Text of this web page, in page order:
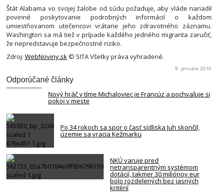
Štát Alabama vo svojej žalobe od súdu požaduje, aby vláde nariadil
povinné poskytovanie podrobných informácií o každom
umiestňovanom utečencovi vrátane jeho zdravotného záznamu.
Washington sa má tiež v prípade každého jedného migranta zaručiť,
že nepredstavuje bezpečnostné riziko.
Zdroj: WebNoviny.sk © SITA Všetky práva vyhradené.
8. januára 2016
Odporúčané články
Nový hráč v tíme Michaloviec je Francúz a pochvaľuje si
pokoj v meste
Po 34 rokoch sa spor o časť sídliska Juh skončil,
územie sa vracia Kežmarku
NKÚ varuje pred
netransparentným systémom
dotácií, takmer 30 miliónov eur
bolo rozdelených bez jasných
kritérií